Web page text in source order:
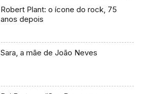
Robert Plant: o ícone do rock, 75
anos depois
Sara, a mãe de João Neves